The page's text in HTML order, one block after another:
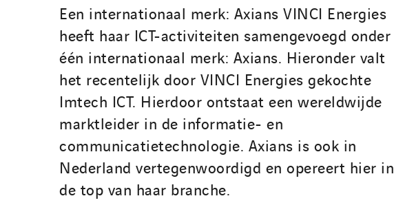
Een internationaal merk: Axians VINCI Energies
heeft haar ICT-activiteiten samengevoegd onder
één internationaal merk: Axians. Hieronder valt
het recentelijk door VINCI Energies gekochte
Imtech ICT. Hierdoor ontstaat een wereldwijde
marktleider in de informatie- en
communicatietechnologie. Axians is ook in
Nederland vertegenwoordigd en opereert hier in
de top van haar branche.